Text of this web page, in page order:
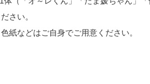
さい。
紙などはご自身でご用意ください。